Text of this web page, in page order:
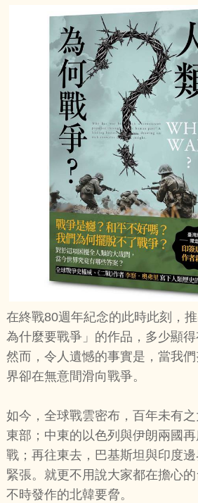
在終戰80週年紀念的此時此刻，
為什麼要戰爭」的作品，多少顯得
然而，令人遺憾的事實是，當我
界卻在無意間滑向戰爭。
如今，全球戰雲密布，百年未有
東部；中東的以色列與伊朗兩國
戰；再往東去，巴基斯坦與印度
緊張。就更不用說大家都在擔心
不時發作的北韓要脅。